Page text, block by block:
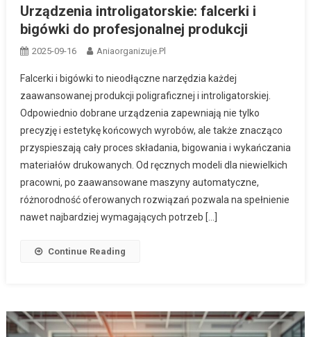
Urządzenia introligatorskie: falcerki i
bigówki do profesjonalnej produkcji
2025-09-16 Aniaorganizuje.pl
Falcerki i bigówki to nieodłączne narzędzia każdej
zaawansowanej produkcji poligraficznej i introligatorskiej.
Odpowiednio dobrane urządzenia zapewniają nie tylko
precyzję i estetykę końcowych wyrobów, ale także znacząco
przyspieszają cały proces składania, bigowania i wykańczania
materiałów drukowanych. Od ręcznych modeli dla niewielkich
pracowni, po zaawansowane maszyny automatyczne,
różnorodność oferowanych rozwiązań pozwala na spełnienie
nawet najbardziej wymagających potrzeb […]
Continue Reading